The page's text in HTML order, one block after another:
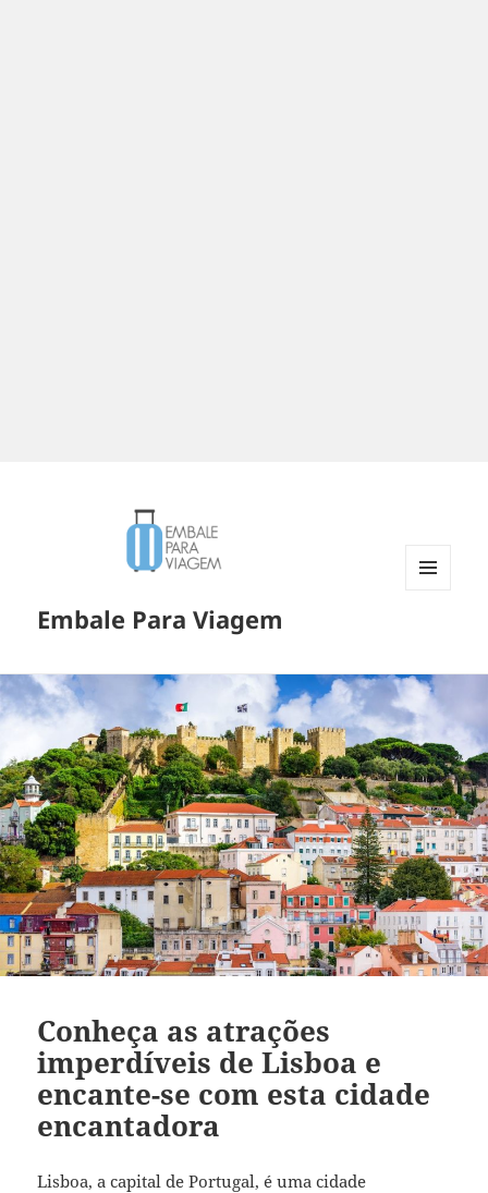
Embale Para Viagem
Conheça as atrações
imperdíveis de Lisboa e
encante-se com esta cidade
encantadora
Lisboa, a capital de Portugal, é uma cidade